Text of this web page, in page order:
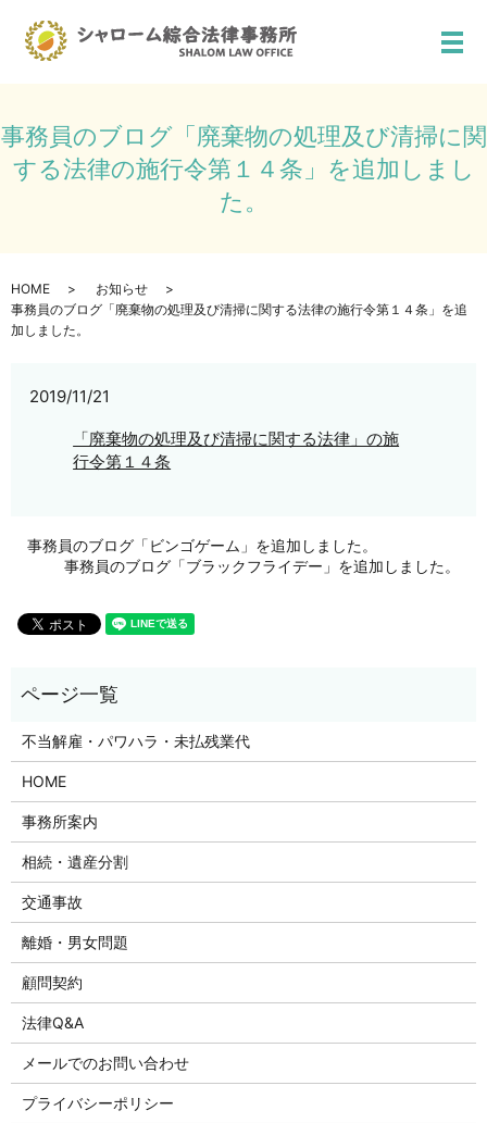
メ
事務員のブログ「廃棄物の処理及び清掃に関
する法律の施行令第１４条」を追加しまし
た。
HOME
お知らせ
事務員のブログ「廃棄物の処理及び清掃に関する法律の施行令第１４条」を追
加しました。
2019/11/21
「廃棄物の処理及び清掃に関する法律」の施
行令第１４条
事務員のブログ「ビンゴゲーム」を追加しました。
事務員のブログ「ブラックフライデー」を追加しました。
不当解雇・パワハラ・未払残業代
HOME
事務所案内
相続・遺産分割
交通事故
離婚・男女問題
顧問契約
法律Q&A
メールでのお問い合わせ
プライバシーポリシー